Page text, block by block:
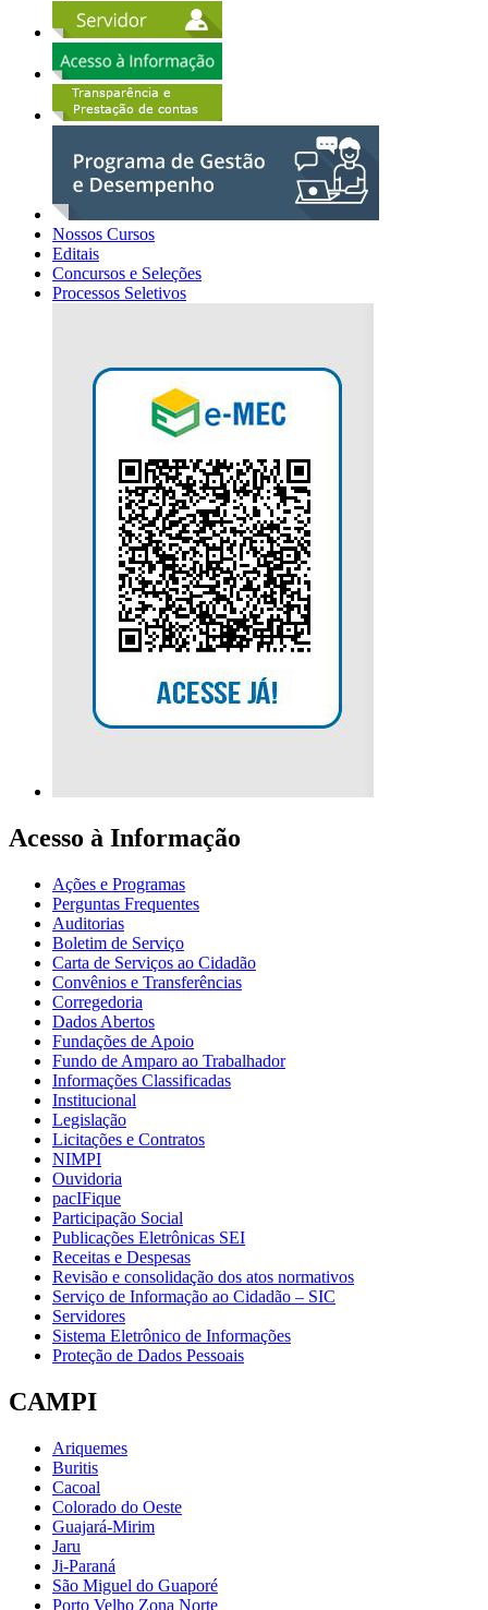
Nossos Cursos
Editais
Concursos e Seleções
Processos Seletivos
Acesso à Informação
Ações e Programas
Perguntas Frequentes
Auditorias
Boletim de Serviço
Carta de Serviços ao Cidadão
Convênios e Transferências
Corregedoria
Dados Abertos
Fundações de Apoio
Fundo de Amparo ao Trabalhador
Informações Classificadas
Institucional
Legislação
Licitações e Contratos
NIMPI
Ouvidoria
pacIFique
Participação Social
Publicações Eletrônicas SEI
Receitas e Despesas
Revisão e consolidação dos atos normativos
Serviço de Informação ao Cidadão – SIC
Servidores
Sistema Eletrônico de Informações
Proteção de Dados Pessoais
CAMPI
Ariquemes
Buritis
Cacoal
Colorado do Oeste
Guajará-Mirim
Jaru
Ji-Paraná
São Miguel do Guaporé
Porto Velho Zona Norte